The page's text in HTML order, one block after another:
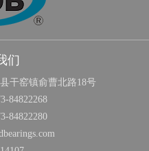
们
干窑镇俞曹北路18号
84822268
84822280